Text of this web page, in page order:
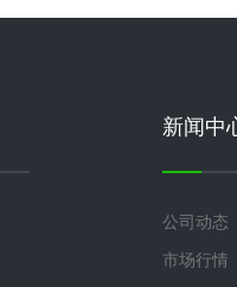
新闻中
公司动态
市场行情